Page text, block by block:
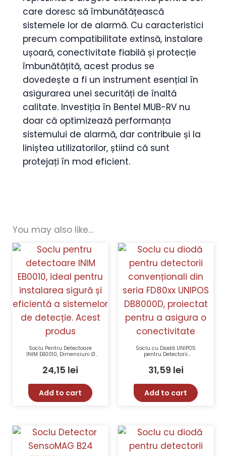
care doresc să îmbunătățească
sistemele lor de alarmă. Cu caracteristici
precum compatibilitate extinsă, instalare
ușoară, conectivitate fiabilă și protecție
îmbunătățită, acest produs se
dovedește a fi un instrument esențial în
asigurarea unei securități de înaltă
calitate. Investiția în Bentel MUB-RV nu
doar că optimizează performanța
sistemului de alarmă, dar contribuie și la
liniștea utilizatorilor, știind că sunt
protejați în mod eficient.
You may also like…
Soclu Pentru Detectoare
INIM EB0010, Dimensiuni Ø
24,15 lei
Add to cart
Soclu cu Diodă UNIPOS
pentru Detectorii
Convenționali FD80xx
31,59 lei
Add to cart